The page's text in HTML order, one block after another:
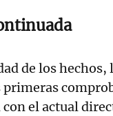
de los hechos,
el actual